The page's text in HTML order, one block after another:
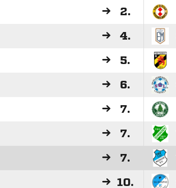
2.
4.
5.
6.
7.
7.
7.
10.